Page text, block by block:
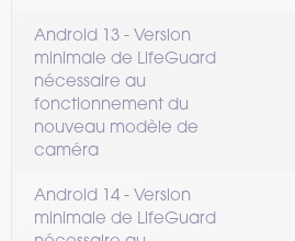
Android 13 - Version
minimale de LifeGuard
nécessaire au
fonctionnement du
nouveau modèle de
caméra
Android 14 - Version
minimale de LifeGuard